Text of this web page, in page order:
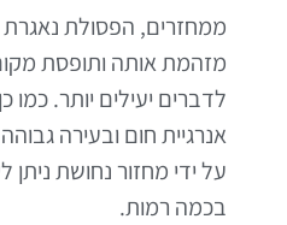
ממחזרים, הפסולת
מזהמת אותה ותופסת
לדברים יעילים יותר. כמו
אנרגיית חום ובעירה
על ידי מחזור נחושת
בכמה רמות.